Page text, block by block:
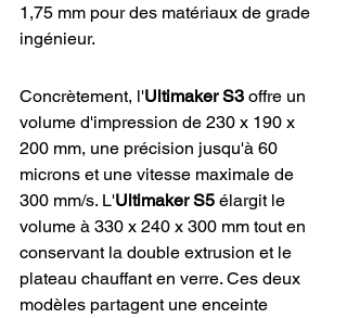
1,75 mm pour des matériaux de grade
ingénieur.
Concrètement, l'Ultimaker S3 offre un
volume d'impression de 230 x 190 x
200 mm, une précision jusqu'à 60
microns et une vitesse maximale de
300 mm/s. L'Ultimaker S5 élargit le
volume à 330 x 240 x 300 mm tout en
conservant la double extrusion et le
plateau chauffant en verre. Ces deux
modèles partagent une enceinte